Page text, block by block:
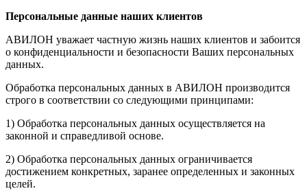
Персональные данные наших клиентов
АВИЛОН уважает частную жизнь наших клиентов и забоится
о конфиденциальности и безопасности Ваших персональных
данных.
Обработка персональных данных в АВИЛОН производится
строго в соответствии со следующими принципами:
1) Обработка персональных данных осуществляется на
законной и справедливой основе.
2) Обработка персональных данных ограничивается
достижением конкретных, заранее определенных и законных
целей.